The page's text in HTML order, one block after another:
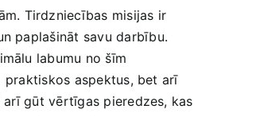
Tirdzniecības misijas ir
paplašināt savu darbību.
labumu‌ no šīm
aspektus, bet arī
gūt vērtīgas pieredzes, kas